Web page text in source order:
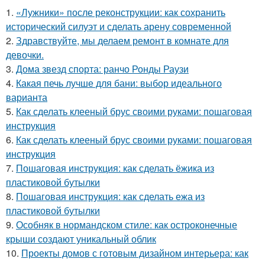
1. «Лужники» после реконструкции: как сохранить
исторический силуэт и сделать арену современной
2. Здравствуйте, мы делаем ремонт в комнате для
девочки.
3. Дома звезд спорта: ранчо Ронды Раузи
4. Какая печь лучше для бани: выбор идеального
варианта
5. Как сделать клееный брус своими руками: пошаговая
инструкция
6. Как сделать клееный брус своими руками: пошаговая
инструкция
7. Пошаговая инструкция: как сделать ёжика из
пластиковой бутылки
8. Пошаговая инструкция: как сделать ежа из
пластиковой бутылки
9. Особняк в нормандском стиле: как остроконечные
крыши создают уникальный облик
10. Проекты домов с готовым дизайном интерьера: как